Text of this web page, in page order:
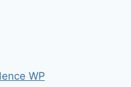
WP